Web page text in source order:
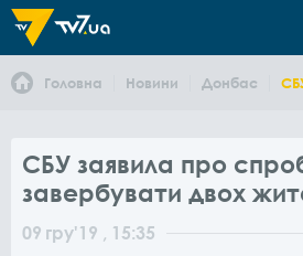
Головна Новини Донбас
СБУ заявила про
завербувати двох
09 гру'19 , 15:35